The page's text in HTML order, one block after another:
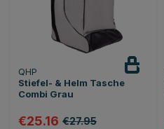
QHP
Stiefel- & Helm Tasche
Combi Grau
€25.16 €27.95